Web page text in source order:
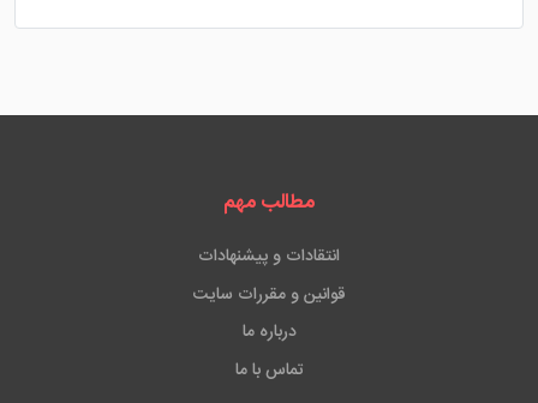
ساعته، نظر سنجی های مداوم در سفر، ثبت نظرات حقیقی
رزرو تور و رزرو هتل دبی خدمات دیگری
مطالب مهم
انتقادات و پیشنهادات
قوانین و مقررات سایت
درباره ما
تماس با ما